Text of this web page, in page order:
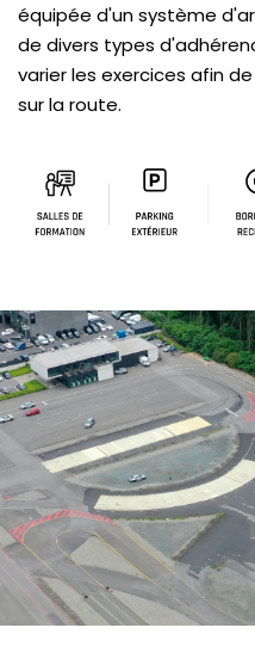
équipée d'un système
de divers types
varier les exercices afin
sur la route.